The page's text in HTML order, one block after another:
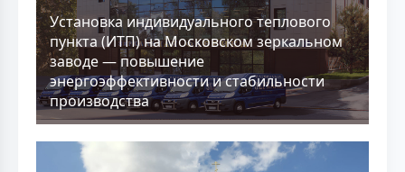
Установка индивидуального теплового
пункта (ИТП) на Московском зеркальном
заводе — повышение
энергоэффективности и стабильности
производства